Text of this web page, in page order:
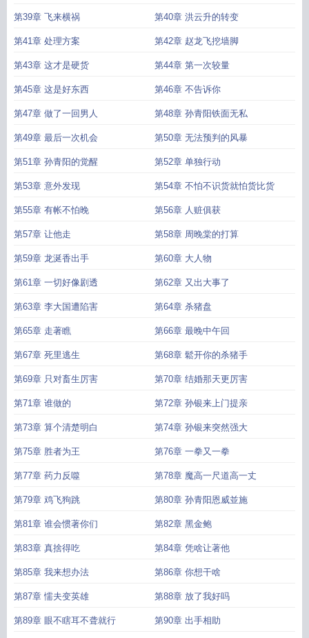
第39章 飞来横祸 第40章 洪云升的转变
第41章 处理方案 第42章 赵龙飞挖墙脚
第43章 这才是硬货 第44章 第一次较量
第45章 这是好东西 第46章 不告诉你
第47章 做了一回男人 第48章 孙青阳铁面无私
第49章 最后一次机会 第50章 无法预判的风暴
第51章 孙青阳的觉醒 第52章 单独行动
第53章 意外发现 第54章 不怕不识货就怕货比货
第55章 有帐不怕晚 第56章 人赃俱获
第57章 让他走 第58章 周晚棠的打算
第59章 龙涎香出手 第60章 大人物
第61章 一切好像剧透 第62章 又出大事了
第63章 李大国遭陷害 第64章 杀猪盘
第65章 走著瞧 第66章 最晚中午回
第67章 死里逃生 第68章 鬆开你的杀猪手
第69章 只对畜生厉害 第70章 结婚那天更厉害
第71章 谁做的 第72章 孙银来上门提亲
第73章 算个清楚明白 第74章 孙银来突然强大
第75章 胜者为王 第76章 一拳又一拳
第77章 药力反噬 第78章 魔高一尺道高一丈
第79章 鸡飞狗跳 第80章 孙青阳恩威並施
第81章 谁会惯著你们 第82章 黑金鲍
第83章 真捨得吃 第84章 凭啥让著他
第85章 我来想办法 第86章 你想干啥
第87章 懦夫变英雄 第88章 放了我好吗
第89章 眼不瞎耳不聋就行 第90章 出手相助